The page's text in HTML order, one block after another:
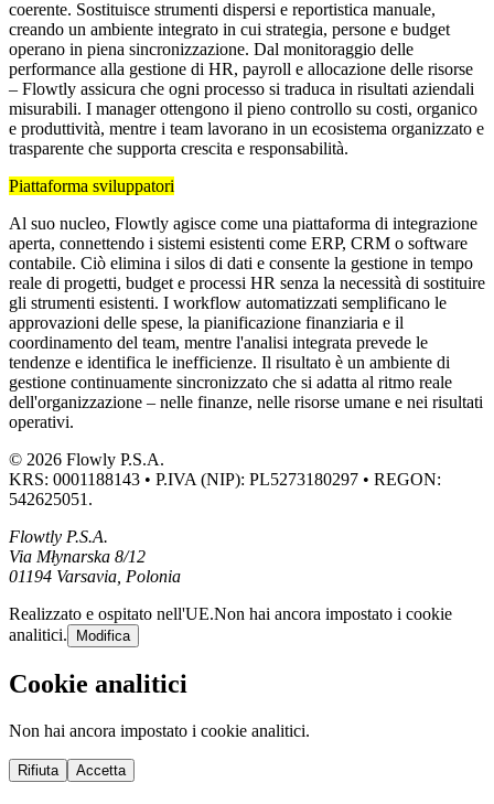
coerente. Sostituisce strumenti dispersi e reportistica manuale,
creando un ambiente integrato in cui strategia, persone e budget
operano in piena sincronizzazione. Dal monitoraggio delle
performance alla gestione di HR, payroll e allocazione delle risorse
– Flowtly assicura che ogni processo si traduca in risultati aziendali
misurabili. I manager ottengono il pieno controllo su costi, organico
e produttività, mentre i team lavorano in un ecosistema organizzato e
trasparente che supporta crescita e responsabilità.
Piattaforma sviluppatori
Al suo nucleo, Flowtly agisce come una piattaforma di integrazione
aperta, connettendo i sistemi esistenti come ERP, CRM o software
contabile. Ciò elimina i silos di dati e consente la gestione in tempo
reale di progetti, budget e processi HR senza la necessità di sostituire
gli strumenti esistenti. I workflow automatizzati semplificano le
approvazioni delle spese, la pianificazione finanziaria e il
coordinamento del team, mentre l'analisi integrata prevede le
tendenze e identifica le inefficienze. Il risultato è un ambiente di
gestione continuamente sincronizzato che si adatta al ritmo reale
dell'organizzazione – nelle finanze, nelle risorse umane e nei risultati
operativi.
© 2026 Flowly P.S.A.
KRS: 0001188143 • P.IVA (NIP): PL5273180297 • REGON:
542625051.
Flowtly P.S.A.
Via Młynarska 8/12
01194 Varsavia, Polonia
Realizzato e ospitato nell'UE.Non hai ancora impostato i cookie
analitici.
Modifica
Cookie analitici
Non hai ancora impostato i cookie analitici.
Rifiuta Accetta